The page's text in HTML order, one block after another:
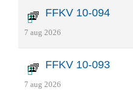
FFKV 10-094
7 aug 2026
FFKV 10-093
7 aug 2026